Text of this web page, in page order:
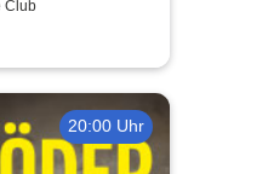
Club
20:00 Uhr